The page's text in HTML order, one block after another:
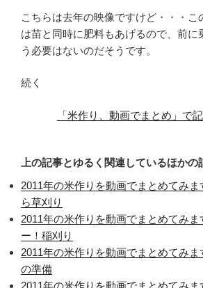
こちらは去年の映像ですけど・・・こ
は苗と同時に肥料もあげるので、前に
う必要はないのだそうです。
続く
「米作り、動画でまとめ」で
上の記事とゆるく関連しているほかの
2011年の米作りを動画でまとめてみ
ら草刈り
2011年の米作りを動画でまとめてみ
ー！稲刈り
2011年の米作りを動画でまとめてみ
の準備
2011年の米作りを動画でまとめてみ